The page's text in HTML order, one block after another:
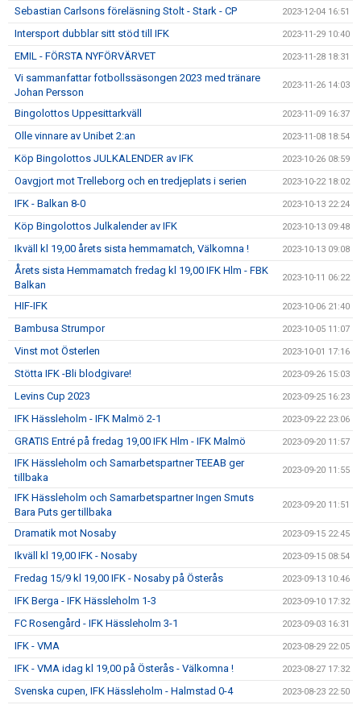
Sebastian Carlsons föreläsning Stolt - Stark - CP 2023-12-04 16:51
Intersport dubblar sitt stöd till IFK 2023-11-29 10:40
EMIL - FÖRSTA NYFÖRVÄRVET 2023-11-28 18:31
Vi sammanfattar fotbollssäsongen 2023 med tränare
Johan Persson
2023-11-26 14:03
Bingolottos Uppesittarkväll 2023-11-09 16:37
Olle vinnare av Unibet 2:an 2023-11-08 18:54
Köp Bingolottos JULKALENDER av IFK 2023-10-26 08:59
Oavgjort mot Trelleborg och en tredjeplats i serien 2023-10-22 18:02
IFK - Balkan 8-0 2023-10-13 22:24
Köp Bingolottos Julkalender av IFK 2023-10-13 09:48
Ikväll kl 19,00 årets sista hemmamatch, Välkomna ! 2023-10-13 09:08
Årets sista Hemmamatch fredag kl 19,00 IFK Hlm - FBK
Balkan
2023-10-11 06:22
HIF-IFK 2023-10-06 21:40
Bambusa Strumpor 2023-10-05 11:07
Vinst mot Österlen 2023-10-01 17:16
Stötta IFK -Bli blodgivare! 2023-09-26 15:03
Levins Cup 2023 2023-09-25 16:23
IFK Hässleholm - IFK Malmö 2-1 2023-09-22 23:06
GRATIS Entré på fredag 19,00 IFK Hlm - IFK Malmö 2023-09-20 11:57
IFK Hässleholm och Samarbetspartner TEEAB ger
tillbaka
2023-09-20 11:55
IFK Hässleholm och Samarbetspartner Ingen Smuts
Bara Puts ger tillbaka
2023-09-20 11:51
Dramatik mot Nosaby 2023-09-15 22:45
Ikväll kl 19,00 IFK - Nosaby 2023-09-15 08:54
Fredag 15/9 kl 19,00 IFK - Nosaby på Österås 2023-09-13 10:46
IFK Berga - IFK Hässleholm 1-3 2023-09-10 17:32
FC Rosengård - IFK Hässleholm 3-1 2023-09-03 16:31
IFK - VMA 2023-08-29 22:05
IFK - VMA idag kl 19,00 på Österås - Välkomna ! 2023-08-27 17:32
Svenska cupen, IFK Hässleholm - Halmstad 0-4 2023-08-23 22:50